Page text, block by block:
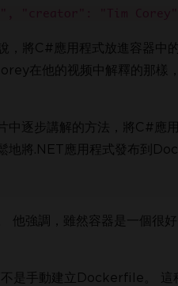
，將C#應用程式放進容器
在他的视频中解釋的那樣
逐步講解的方法，將C#應用
地將.NET應用程式發布到
他強調，雖然容器是一個
是手動建立Dockerfile。